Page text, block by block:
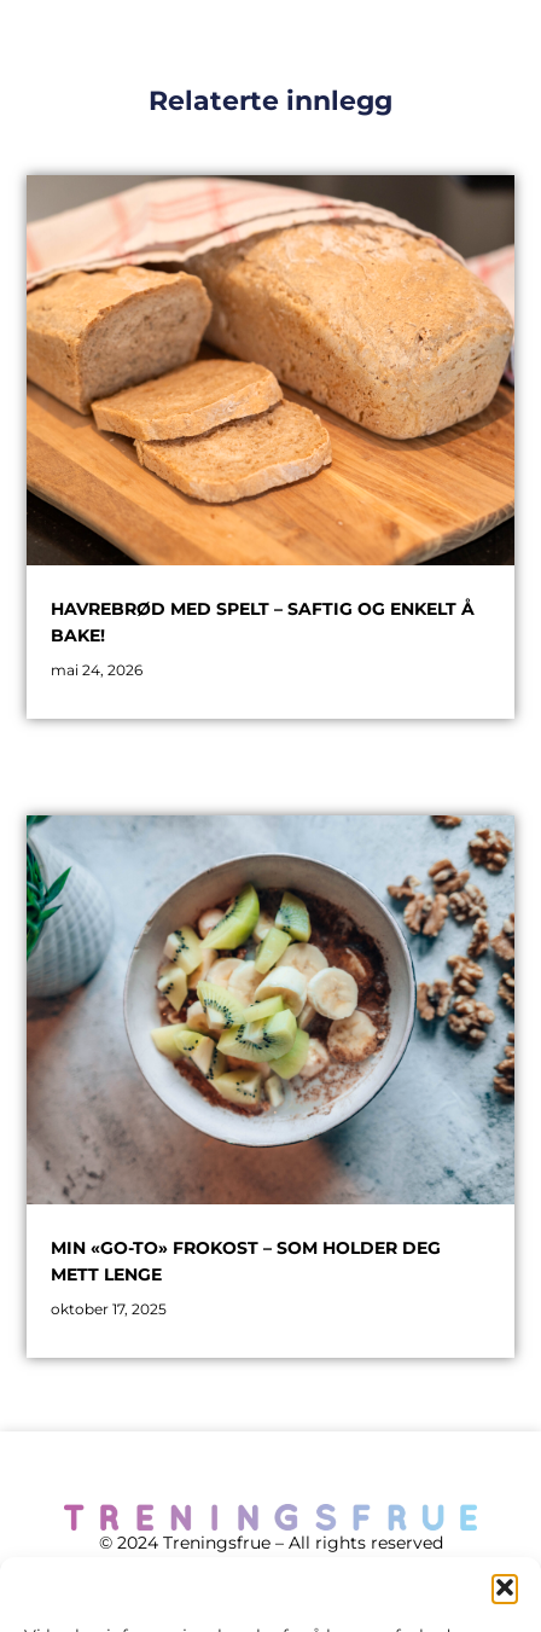
Relaterte innlegg
HAVREBRØD MED SPELT – SAFTIG OG ENKELT Å
BAKE!
mai 24, 2026
MIN «GO-TO» FROKOST – SOM HOLDER DEG
METT LENGE
oktober 17, 2025
© 2024 Treningsfrue – All rights reserved